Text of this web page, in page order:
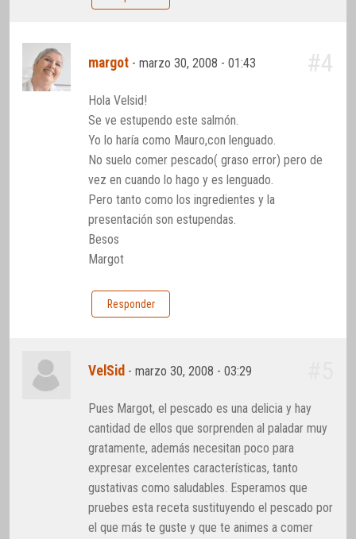
margot -marzo 30, 2008 - 01:43 #4
Hola Velsid!
Se ve estupendo este salmón.
Yo lo haría como Mauro,con lenguado.
No suelo comer pescado( graso error) pero de
vez en cuando lo hago y es lenguado.
Pero tanto como los ingredientes y la
presentación son estupendas.
Besos
Margot
Responder
VelSid -marzo 30, 2008 - 03:29
Pues Margot, el pescado es una delicia y hay
cantidad de ellos que sorprenden al paladar muy
gratamente, además necesitan poco para
expresar excelentes características, tanto
gustativas como saludables. Esperamos que
pruebes esta receta sustituyendo el pescado por
el que más te guste y que te animes a comer